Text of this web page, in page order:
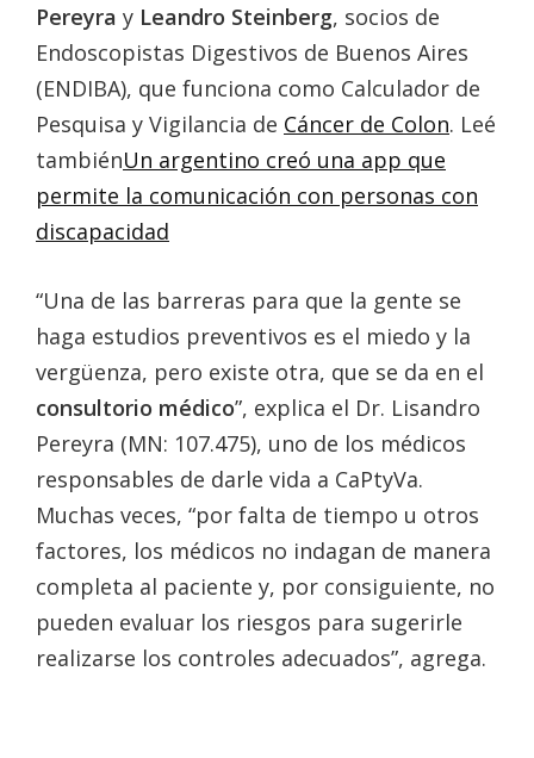
Pereyra y Leandro Steinberg, socios de
Endoscopistas Digestivos de Buenos Aires
(ENDIBA), que funciona como Calculador de
Pesquisa y Vigilancia de Cáncer de Colon. Leé
tambiénUn argentino creó una app que
permite la comunicación con personas con
discapacidad
“Una de las barreras para que la gente se
haga estudios preventivos es el miedo y la
vergüenza, pero existe otra, que se da en el
consultorio médico”, explica el Dr. Lisandro
Pereyra (MN: 107.475), uno de los médicos
responsables de darle vida a CaPtyVa.
Muchas veces, “por falta de tiempo u otros
factores, los médicos no indagan de manera
completa al paciente y, por consiguiente, no
pueden evaluar los riesgos para sugerirle
realizarse los controles adecuados”, agrega.